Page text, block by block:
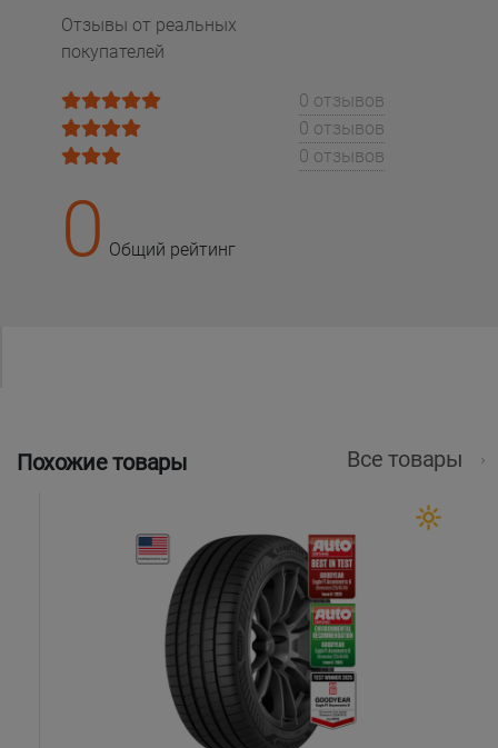
Отзывы от реальных
покупателей
0 отзывов
0 отзывов
0 отзывов
0 Общий рейтинг
Похожие товары Все товары